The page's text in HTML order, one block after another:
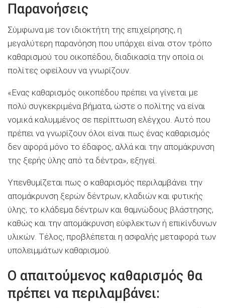
Παρανοήσεις
Σύμφωνα με τον ιδιοκτήτη της επιχείρησης, η
μεγαλύτερη παρανόηση που υπάρχει είναι στον τρόπο
καθαρισμού του οικοπέδου, διαδικασία την οποία οι
πολίτες οφείλουν να γνωρίζουν.
«Ενας καθαρισμός οικοπέδου πρέπει να γίνεται με
πολύ συγκεκριμένα βήματα, ώστε ο πολίτης να είναι
νομικά καλυμμένος σε περίπτωση ελέγχου. Αυτό που
πρέπει να γνωρίζουν όλοι είναι πως ένας καθαρισμός
δεν αφορά μόνο το έδαφος, αλλά και την απομάκρυνση
της ξερής ύλης από τα δέντρα», εξηγεί.
Υπενθυμίζεται πως ο καθαρισμός περιλαμβάνει την
απομάκρυνση ξερών δέντρων, κλαδιών και φυτικής
ύλης, το κλάδεμα δέντρων και θαμνώδους βλάστησης,
καθώς και την απομάκρυνση εύφλεκτων ή επικίνδυνων
υλικών. Τέλος, προβλέπεται η ασφαλής μεταφορά των
υπολειμμάτων καθαρισμού.
Ο απαιτούμενος καθαρισμός θα
πρέπει να περιλαμβάνει: